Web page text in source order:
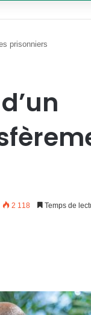
prisonniers
2 118 Temps de